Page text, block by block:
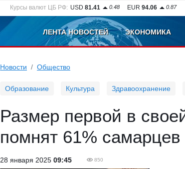
Курсы валют ЦБ РФ: USD 81.41 0.48 EUR 94.06 0.87
ЛЕНТА НОВОСТЕЙ ЭКОНОМИКА
Новости Общество
Образование Культура Здравоохранение
Размер первой в
помнят 61% самарцев
28 января 2025 09:45 850